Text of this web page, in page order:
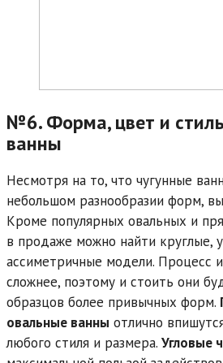
№6. Форма, цвет и
ванны
Несмотря на то, что чугунные
небольшом разнообразии форм,
Кроме популярных овальных и
в продаже можно найти круглые,
ассиметричные модели. Процесс
сложнее, поэтому и стоить они
образцов более привычных форм.
овальные ванны отлично
любого стиля и размера. Угловые